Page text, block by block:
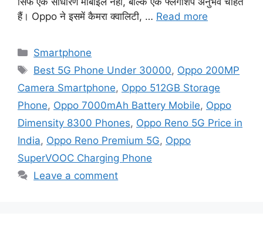
हैं। Oppo ने इसमें कैमरा क्वालिटी, … Read more
Categories
Smartphone
Tags
Best 5G Phone Under 30000, Oppo 200MP
Camera Smartphone, Oppo 512GB Storage
Phone, Oppo 7000mAh Battery Mobile, Oppo
Dimensity 8300 Phones, Oppo Reno 5G Price in
India, Oppo Reno Premium 5G, Oppo
SuperVOOC Charging Phone
Leave a comment